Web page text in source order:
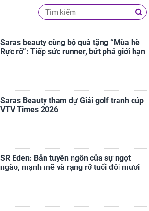
Saras beauty cùng bộ quà tặng “Mùa hè
Rực rỡ”: Tiếp sức runner, bứt phá giới hạn
Saras Beauty tham dự Giải golf tranh cúp
VTV Times 2026
SR Eden: Bản tuyên ngôn của sự ngọt
ngào, mạnh mẽ và rạng rỡ tuổi đôi mươi